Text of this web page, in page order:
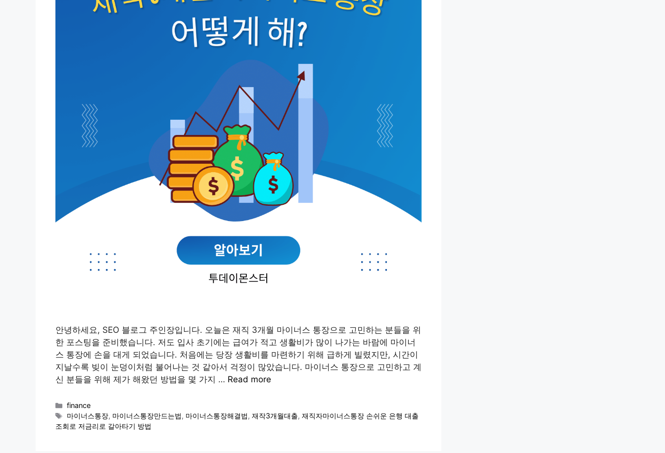
안녕하세요, SEO 블로그 주인장입니다. 오늘은 재직 3개월 마이너스 통장으로 고민하는 분들을 위
한 포스팅을 준비했습니다. 저도 입사 초기에는 급여가 적고 생활비가 많이 나가는 바람에 마이너
스 통장에 손을 대게 되었습니다. 처음에는 당장 생활비를 마련하기 위해 급하게 빌렸지만, 시간이
지날수록 빚이 눈덩이처럼 불어나는 것 같아서 걱정이 많았습니다. 마이너스 통장으로 고민하고 계
신 분들을 위해 제가 해왔던 방법을 몇 가지 … Read more
Categories
finance
Tags
마이너스통장, 마이너스통장만드는법, 마이너스통장해결법,재작3개월대출,재직자마이너스통장 손쉬운 은행 대출
조회로 저금리로 갈아타기 방법